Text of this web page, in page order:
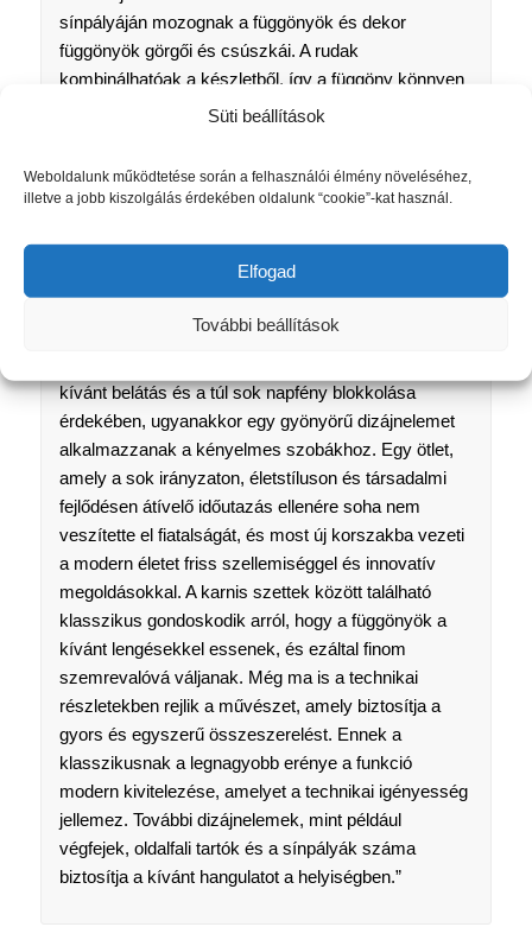
Süti beállítások
Weboldalunk működtetése során a felhasználói élmény növeléséhez,
illetve a jobb kiszolgálás érdekében oldalunk “cookie”-kat használ.
Elfogad
További beállítások
sínpályáján mozognak a függönyök és dekor
függönyök görgői és csúszkái. A rudak
kombinálhatóak a készletből, így a függöny könnyen
mozgatható az ablak előtt (a belső csúszású sín
https://www.gardinia.de/hu/informaciok/fueggoeny-
“Kezdetben az volt az ötlet, hogy az ablakokat
kívánt belátás és a túl sok napfény blokkolása
érdekében, ugyanakkor egy gyönyörű dizájnelemet
alkalmazzanak a kényelmes szobákhoz. Egy ötlet,
amely a sok irányzaton, életstíluson és társadalmi
fejlődésen átívelő időutazás ellenére soha nem
veszítette el fiatalságát, és most új korszakba vezeti
a modern életet friss szellemiséggel és innovatív
megoldásokkal. A karnis szettek között található
klasszikus gondoskodik arról, hogy a függönyök a
kívánt lengésekkel essenek, és ezáltal finom
szemrevalóvá váljanak. Még ma is a technikai
részletekben rejlik a művészet, amely biztosítja a
gyors és egyszerű összeszerelést. Ennek a
klasszikusnak a legnagyobb erénye a funkció
modern kivitelezése, amelyet a technikai igényesség
jellemez. További dizájnelemek, mint például
végfejek, oldalfali tartók és a sínpályák száma
biztosítja a kívánt hangulatot a helyiségben.”